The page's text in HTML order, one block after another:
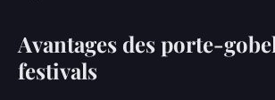
Avantages des porte-
festivals